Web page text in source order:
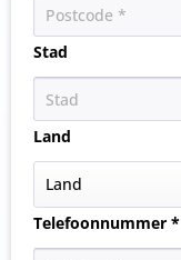
Stad
Land
Telefoonnummer *